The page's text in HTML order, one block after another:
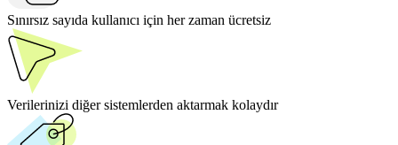
Sınırsız sayıda kullanıcı için her zaman ücretsiz
Verilerinizi diğer sistemlerden aktarmak kolaydır